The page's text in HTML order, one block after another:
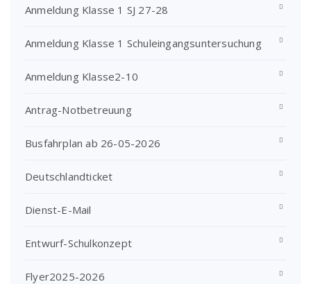
Anmeldung Klasse 1 SJ 27-28
Anmeldung Klasse 1 Schuleingangsuntersuchung
Anmeldung Klasse2-10
Antrag-Notbetreuung
Busfahrplan ab 26-05-2026
Deutschlandticket
Dienst-E-Mail
Entwurf-Schulkonzept
Flyer2025-2026